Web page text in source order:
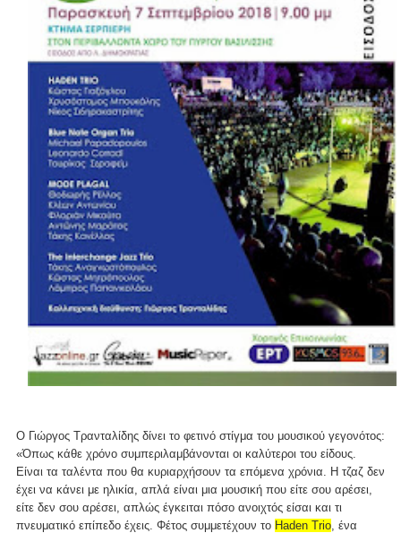
Ο Γιώργος Τρανταλίδης δίνει το φετινό στίγμα του μουσικού γεγονότος:
«Όπως κάθε χρόνο συμπεριλαμβάνονται οι καλύτεροι του είδους.
Είναι τα ταλέντα που θα κυριαρχήσουν τα επόμενα χρόνια. Η τζαζ δεν
έχει να κάνει με ηλικία, απλά είναι μια μουσική που είτε σου αρέσει,
είτε δεν σου αρέσει, απλώς έγκειται πόσο ανοιχτός είσαι και τι
πνευματικό επίπεδο έχεις. Φέτος συμμετέχουν το Haden Trio , ένα